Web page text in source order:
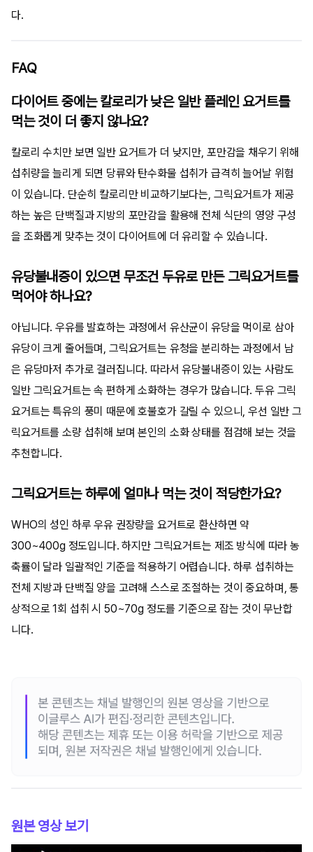
다.
FAQ
다이어트 중에는 칼로리가 낮은 일반 플레인 요거트를
먹는 것이 더 좋지 않나요?
칼로리 수치만 보면 일반 요거트가 더 낮지만, 포만감을 채우기 위해
섭취량을 늘리게 되면 당류와 탄수화물 섭취가 급격히 늘어날 위험
이 있습니다. 단순히 칼로리만 비교하기보다는, 그릭요거트가 제공
하는 높은 단백질과 지방의 포만감을 활용해 전체 식단의 영양 구성
을 조화롭게 맞추는 것이 다이어트에 더 유리할 수 있습니다.
유당불내증이 있으면 무조건 두유로 만든 그릭요거트를
먹어야 하나요?
아닙니다. 우유를 발효하는 과정에서 유산균이 유당을 먹이로 삼아
유당이 크게 줄어들며, 그릭요거트는 유청을 분리하는 과정에서 남
은 유당마저 추가로 걸러집니다. 따라서 유당불내증이 있는 사람도
일반 그릭요거트는 속 편하게 소화하는 경우가 많습니다. 두유 그릭
요거트는 특유의 풍미 때문에 호불호가 갈릴 수 있으니, 우선 일반 그
릭요거트를 소량 섭취해 보며 본인의 소화 상태를 점검해 보는 것을
추천합니다.
그릭요거트는 하루에 얼마나 먹는 것이 적당한가요?
WHO의 성인 하루 우유 권장량을 요거트로 환산하면 약
300~400g 정도입니다. 하지만 그릭요거트는 제조 방식에 따라 농
축률이 달라 일괄적인 기준을 적용하기 어렵습니다. 하루 섭취하는
전체 지방과 단백질 양을 고려해 스스로 조절하는 것이 중요하며, 통
상적으로 1회 섭취 시 50~70g 정도를 기준으로 잡는 것이 무난합
니다.
원본 영상 보기